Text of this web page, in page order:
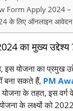
Form Apply 2024
के लिए ऑनलाइन आवेदन
का मुख्य
योजना का प्रमुख
बना सकते हैं, PM
के तहत, इस वर्ग
के लक्ष्यों को